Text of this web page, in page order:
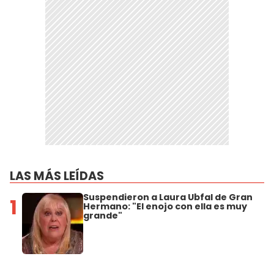
LAS MÁS LEÍDAS
1 Suspendieron a Laura Ubfal de Gran
Hermano: "El enojo con ella es muy
grande"